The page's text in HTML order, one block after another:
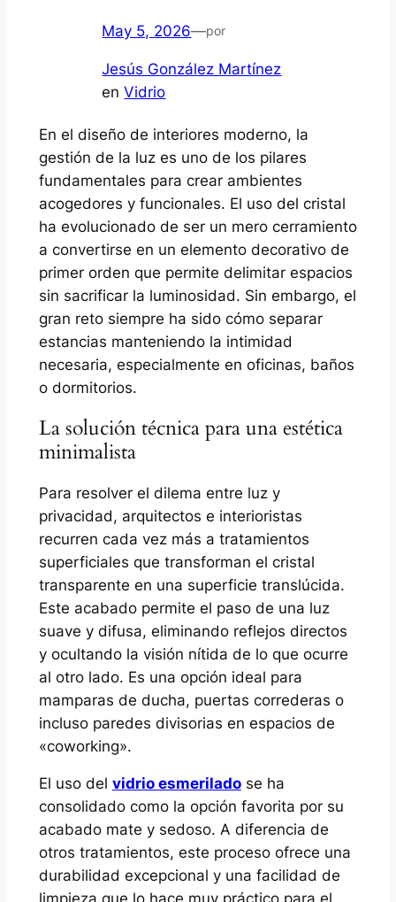
May 5, 2026—por
Jesús González Martínez
enVidrio
En el diseño de interiores moderno, la
gestión de la luz es uno de los pilares
fundamentales para crear ambientes
acogedores y funcionales. El uso del cristal
ha evolucionado de ser un mero cerramiento
a convertirse en un elemento decorativo de
primer orden que permite delimitar espacios
sin sacrificar la luminosidad. Sin embargo, el
gran reto siempre ha sido cómo separar
estancias manteniendo la intimidad
necesaria, especialmente en oficinas, baños
o dormitorios.
La solución técnica para una estética
minimalista
Para resolver el dilema entre luz y
privacidad, arquitectos e interioristas
recurren cada vez más a tratamientos
superficiales que transforman el cristal
transparente en una superficie translúcida.
Este acabado permite el paso de una luz
suave y difusa, eliminando reflejos directos
y ocultando la visión nítida de lo que ocurre
al otro lado. Es una opción ideal para
mamparas de ducha, puertas correderas o
incluso paredes divisorias en espacios de
«coworking».
El uso del vidrio esmeriladose ha
consolidado como la opción favorita por su
acabado mate y sedoso. A diferencia de
otros tratamientos, este proceso ofrece una
durabilidad excepcional y una facilidad de